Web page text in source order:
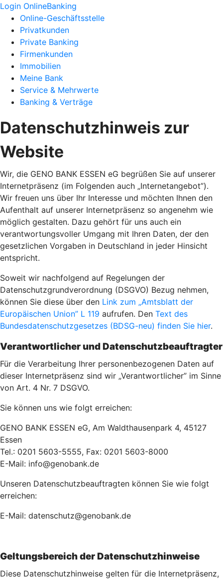
Login OnlineBanking
Online-Geschäftsstelle
Privatkunden
Private Banking
Firmenkunden
Immobilien
Meine Bank
Service & Mehrwerte
Banking & Verträge
Datenschutzhinweis zur
Website
Wir, die GENO BANK ESSEN eG begrüßen Sie auf unserer
Internetpräsenz (im Folgenden auch „Internetangebot”).
Wir freuen uns über Ihr Interesse und möchten Ihnen den
Aufenthalt auf unserer Internetpräsenz so angenehm wie
möglich gestalten. Dazu gehört für uns auch ein
verantwortungsvoller Umgang mit Ihren Daten, der den
gesetzlichen Vorgaben in Deutschland in jeder Hinsicht
entspricht.
Soweit wir nachfolgend auf Regelungen der
Datenschutzgrundverordnung (DSGVO) Bezug nehmen,
können Sie diese über den Link zum „Amtsblatt der
Europäischen Union” L 119 aufrufen. Den Text des
Bundesdatenschutzgesetzes (BDSG-neu) finden Sie hier.
Verantwortlicher und Datenschutzbeauftragter
Für die Verarbeitung Ihrer personenbezogenen Daten auf
dieser Internetpräsenz sind wir „Verantwortlicher” im Sinne
von Art. 4 Nr. 7 DSGVO.
Sie können uns wie folgt erreichen:
GENO BANK ESSEN eG, Am Waldthausenpark 4, 45127
Essen
Tel.: 0201 5603-5555, Fax: 0201 5603-8000
E-Mail: info@genobank.de
Unseren Datenschutzbeauftragten können Sie wie folgt
erreichen:
E-Mail: datenschutz@genobank.de
Geltungsbereich der Datenschutzhinweise
Diese Datenschutzhinweise gelten für die Internetpräsenz,